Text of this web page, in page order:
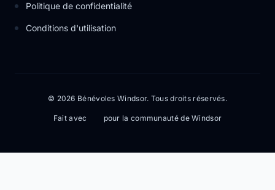
Politique de confidentialité
Conditions d'utilisation
© 2026 Bénévoles Windsor. Tous droits réservés.
Fait avec pour la communauté de Windsor